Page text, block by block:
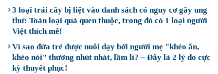
3 loại trái cây bị liệt vào danh sách có nguy cơ gây ung
thư: Toàn loại quả quen thuộc, trong đó có 1 loại người
Việt thích mê!
Vì sao đứa trẻ được nuôi dạy bởi người mẹ "khéo ăn,
khéo nói" thường nhút nhát, lầm lì? – Đây là 2 lý do cực
kỳ thuyết phục!